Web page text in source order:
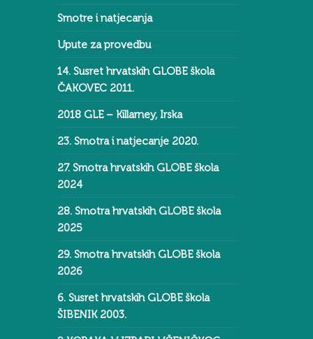
Smotre i natjecanja
Upute za provedbu
14. Susret hrvatskih GLOBE škola
ČAKOVEC 2011.
2018 GLE – Killarney, Irska
23. Smotra i natjecanje 2020.
27. Smotra hrvatskih GLOBE škola
2024
28. Smotra hrvatskih GLOBE škola
2025
29. Smotra hrvatskih GLOBE škola
2026
6. Susret hrvatskih GLOBE škola
ŠIBENIK 2003.